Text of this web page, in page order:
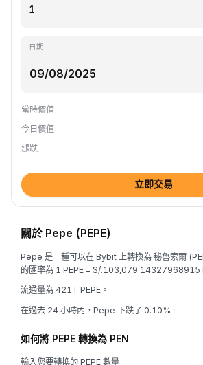
日期
當時價值
今日價值
漲跌
立即交易
關於 Pepe (PEPE)
Pepe 是一種可以在 Bybit 上轉換為 秘魯索爾
的匯率為 1 PEPE = S/.103,079.14327968915
流通量為 421T PEPE。
在過去 24 小時內，Pepe 下跌了 0.10%。
如何將 PEPE 轉換為 PEN
輸入您要轉換的 PEPE 數量